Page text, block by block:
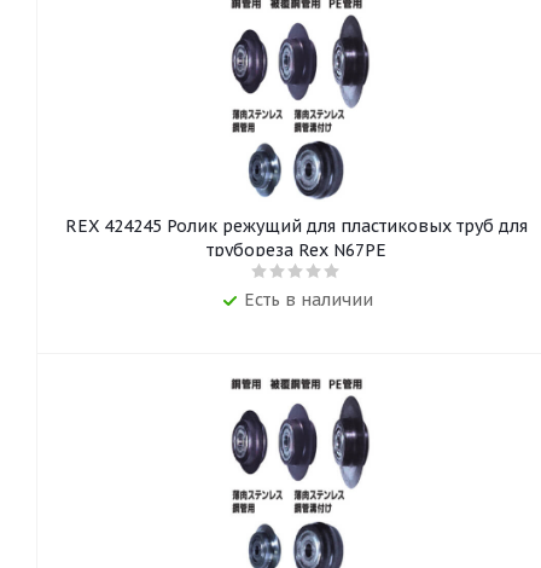
REX 424245 Ролик режущий для пластиковых труб для
трубореза Rex N67PE
Есть в наличии